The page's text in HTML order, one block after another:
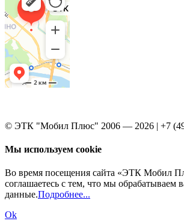
© ЭТК "Мобил Плюс" 2006 — 2026 | +7
Мы используем cookie
Во время посещения сайта «ЭТК Мобил
соглашаетесь с тем, что мы обрабатываем
данные.Подробнее...
Ok